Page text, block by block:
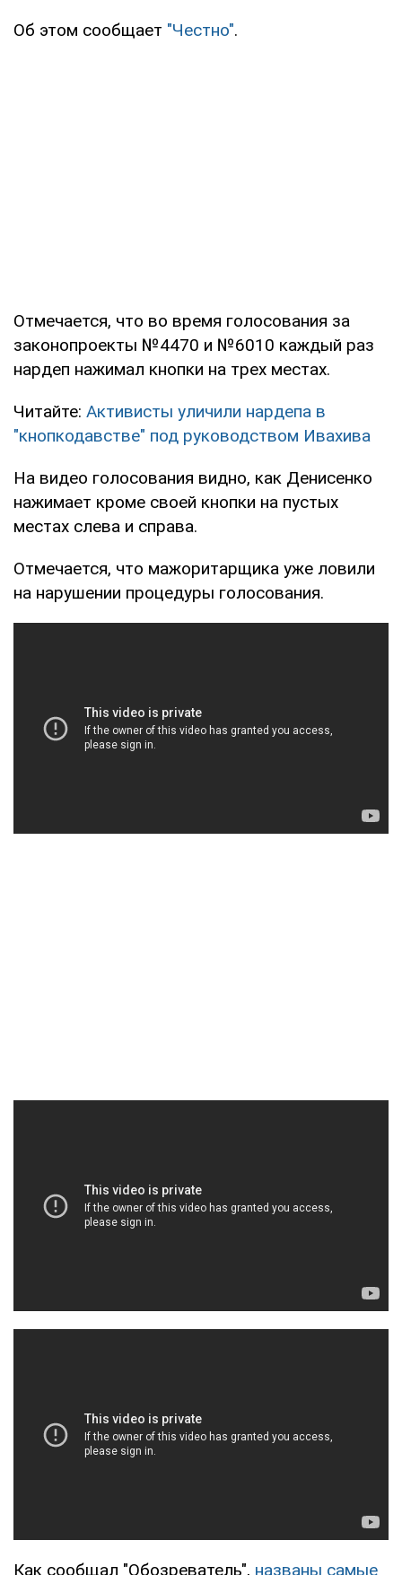
Об этом сообщает "Честно".
Отмечается, что во время голосования за
законопроекты №4470 и №6010 каждый раз
нардеп нажимал кнопки на трех местах.
Читайте: Активисты уличили нардепа в
"кнопкодавстве" под руководством Ивахива
На видео голосования видно, как Денисенко
нажимает кроме своей кнопки на пустых
местах слева и справа.
Отмечается, что мажоритарщика уже ловили
на нарушении процедуры голосования.
Как сообщал "Обозреватель", названы самые